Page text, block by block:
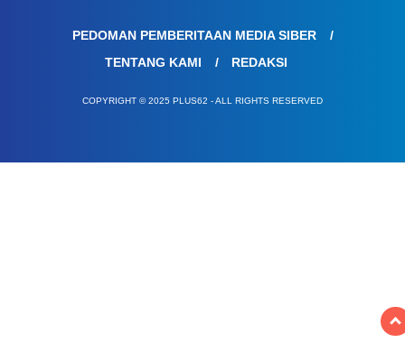
PEDOMAN PEMBERITAAN MEDIA SIBER
TENTANG KAMI
REDAKSI
COPYRIGHT © 2025 PLUS62 - ALL RIGHTS RESERVED